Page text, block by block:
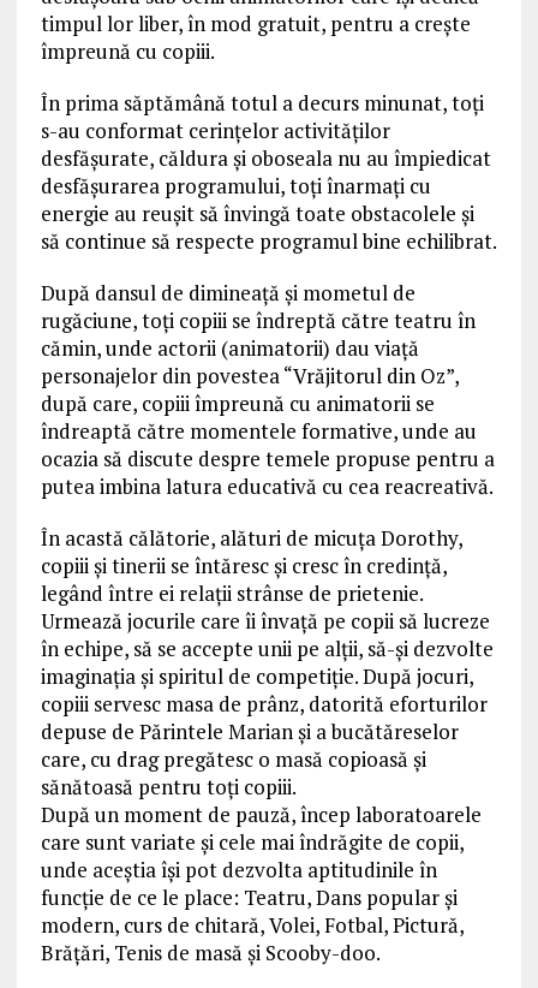
timpul lor liber, în mod gratuit, pentru a creşte
împreună cu copiii.
În prima săptămână totul a decurs minunat, toţi
s-au conformat cerinţelor activităţilor
desfăşurate, căldura şi oboseala nu au împiedicat
desfăşurarea programului, toţi înarmaţi cu
energie au reuşit să învingă toate obstacolele şi
să continue să respecte programul bine echilibrat.
După dansul de dimineaţă şi mometul de
rugăciune, toţi copiii se îndreptă către teatru în
cămin, unde actorii (animatorii) dau viaţă
personajelor din povestea “Vrăjitorul din Oz”,
după care, copiii împreună cu animatorii se
îndreaptă către momentele formative, unde au
ocazia să discute despre temele propuse pentru a
putea imbina latura educativă cu cea reacreativă.
În acastă călătorie, alături de micuţa Dorothy,
copiii şi tinerii se întăresc şi cresc în credinţă,
legând între ei relaţii strânse de prietenie.
Urmează jocurile care îi învaţă pe copii să lucreze
în echipe, să se accepte unii pe alţii, să-şi dezvolte
imaginaţia şi spiritul de competiţie. După jocuri,
copiii servesc masa de prânz, datorită eforturilor
depuse de Părintele Marian şi a bucătăreselor
care, cu drag pregătesc o masă copioasă şi
sănătoasă pentru toţi copiii.
După un moment de pauză, încep laboratoarele
care sunt variate şi cele mai îndrăgite de copii,
unde aceştia îşi pot dezvolta aptitudinile în
funcţie de ce le place: Teatru, Dans popular şi
modern, curs de chitară, Volei, Fotbal, Pictură,
Brăţări, Tenis de masă şi Scooby-doo.